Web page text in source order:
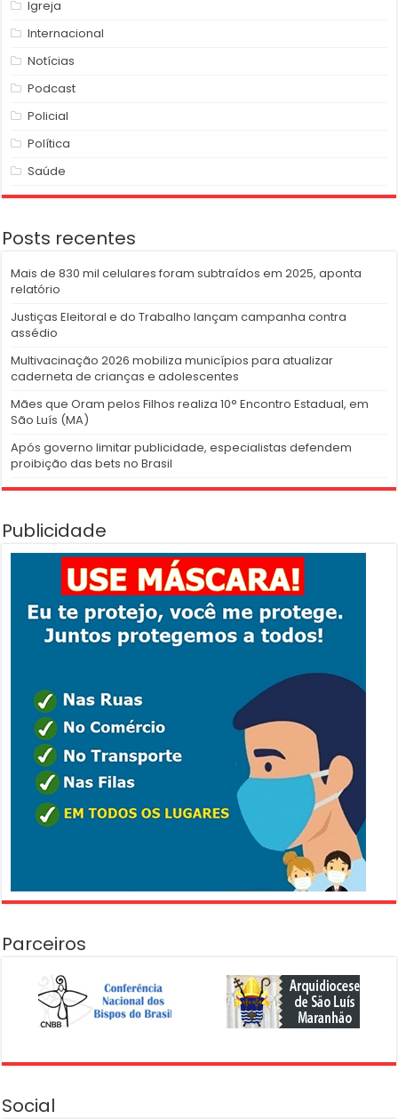
Igreja
Internacional
Notícias
Podcast
Policial
Política
Saúde
Posts recentes
Mais de 830 mil celulares foram subtraídos em 2025, aponta
relatório
Justiças Eleitoral e do Trabalho lançam campanha contra
assédio
Multivacinação 2026 mobiliza municípios para atualizar
caderneta de crianças e adolescentes
Mães que Oram pelos Filhos realiza 10° Encontro Estadual, em
São Luís (MA)
Após governo limitar publicidade, especialistas defendem
proibição das bets no Brasil
Publicidade
Parceiros
Social